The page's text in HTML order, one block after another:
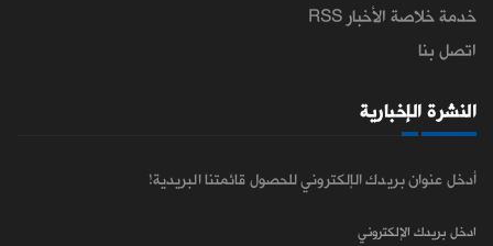
خدمة خلاصة الأخبار RSS
اتصل بنا
النشرة الإخبارية
أدخل عنوان بريدك الإلكتروني للحصول قائمتنا البريدية!